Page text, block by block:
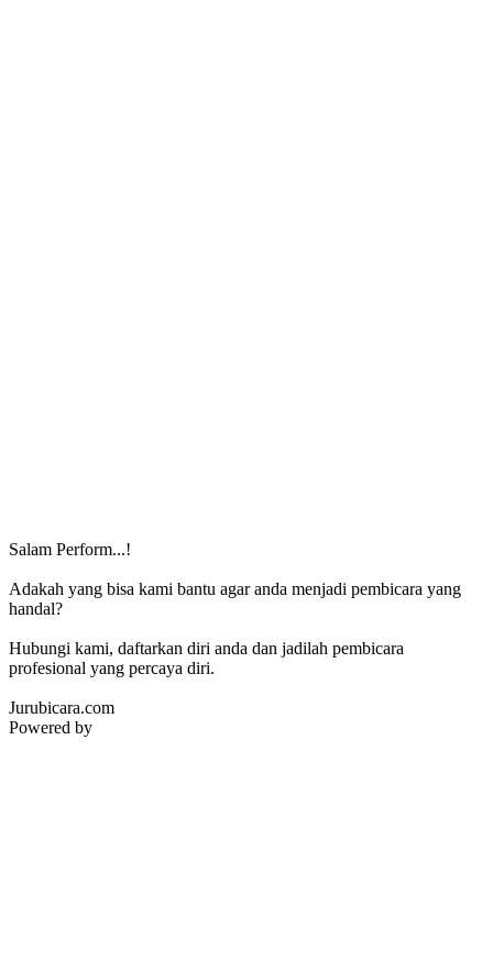
Salam Perform...!
Adakah yang bisa kami bantu agar anda menjadi pembicara yang
handal?
Hubungi kami, daftarkan diri anda dan jadilah pembicara
profesional yang percaya diri.
Jurubicara.com
Powered by